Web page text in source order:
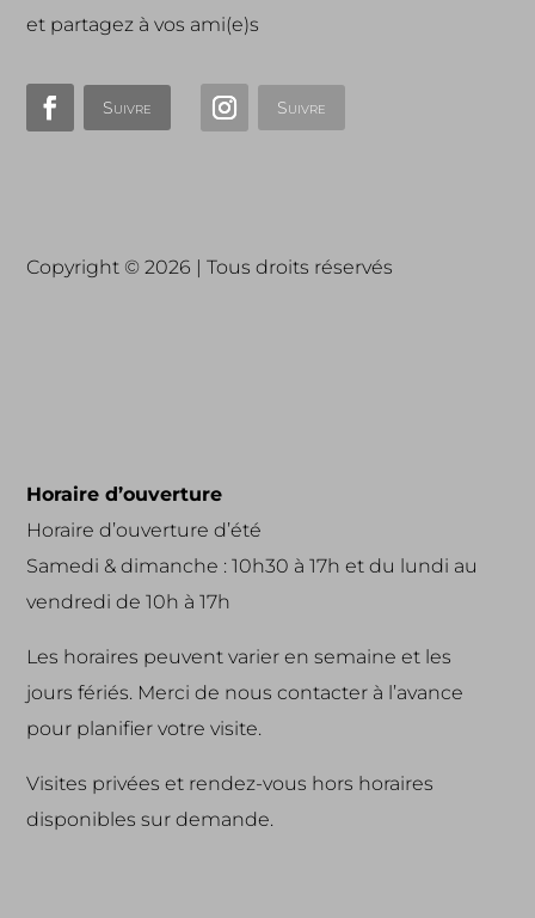
et partagez à vos ami(e)s
Suivre Suivre
Copyright © 2026 | Tous droits réservés
Horaire d’ouverture
Horaire d’ouverture d’été
Samedi & dimanche : 10h30 à 17h et du lundi au
vendredi de 10h à 17h
Les horaires peuvent varier en semaine et les
jours fériés. Merci de nous contacter à l’avance
pour planifier votre visite.
Visites privées et rendez-vous hors horaires
disponibles sur demande.